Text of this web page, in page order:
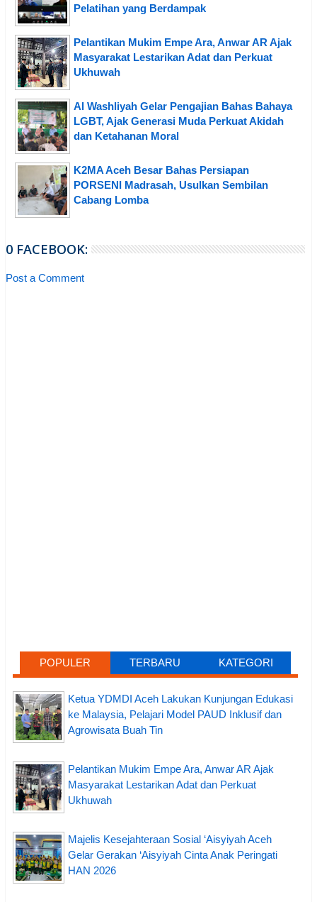
Pelatihan yang Berdampak
Pelantikan Mukim Empe Ara, Anwar AR Ajak
Masyarakat Lestarikan Adat dan Perkuat
Ukhuwah
Al Washliyah Gelar Pengajian Bahas Bahaya
LGBT, Ajak Generasi Muda Perkuat Akidah
dan Ketahanan Moral
K2MA Aceh Besar Bahas Persiapan
PORSENI Madrasah, Usulkan Sembilan
Cabang Lomba
0 FACEBOOK:
Post a Comment
POPULER TERBARU KATEGORI
Ketua YDMDI Aceh Lakukan Kunjungan Edukasi
ke Malaysia, Pelajari Model PAUD Inklusif dan
Agrowisata Buah Tin
Pelantikan Mukim Empe Ara, Anwar AR Ajak
Masyarakat Lestarikan Adat dan Perkuat
Ukhuwah
Majelis Kesejahteraan Sosial ‘Aisyiyah Aceh
Gelar Gerakan ‘Aisyiyah Cinta Anak Peringati
HAN 2026